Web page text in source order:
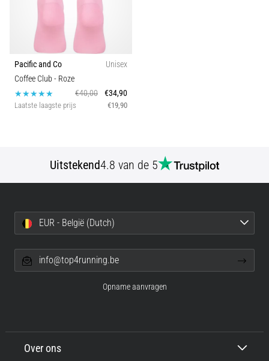
artikelen
Pacific and Co
Unisex
Coffee Club - Roze
€40,00
€34,90
Laatste laagste prijs €19,90
Uitstekend4.8 van de 5
Over ons
EUR - België (Dutch)
info@top4running.be
Opname aanvragen